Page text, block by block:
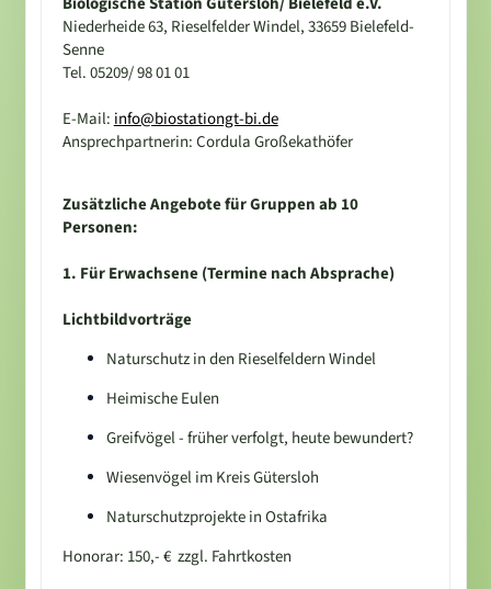
Niederheide 63, Rieselfelder Windel, 33659 Bielefeld-
Senne
Tel. 05209/ 98 01 01
E-Mail: info@biostationgt-bi.de
Ansprechpartnerin: Cordula Großekathöfer
Zusätzliche Angebote für Gruppen ab 10
Personen:
1. Für Erwachsene (Termine nach Absprache)
Lichtbildvorträge
Naturschutz in den Rieselfeldern Windel
Heimische Eulen
Greifvögel - früher verfolgt, heute bewundert?
Wiesenvögel im Kreis Gütersloh
Naturschutzprojekte in Ostafrika
Honorar: 150,- € zzgl. Fahrtkosten